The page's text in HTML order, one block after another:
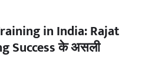
in India: Rajat
Success के असली